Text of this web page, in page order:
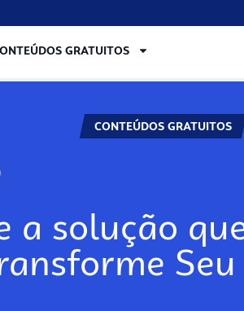
GRATUITOS
CONTEÚDOS GRATUITOS
a solução